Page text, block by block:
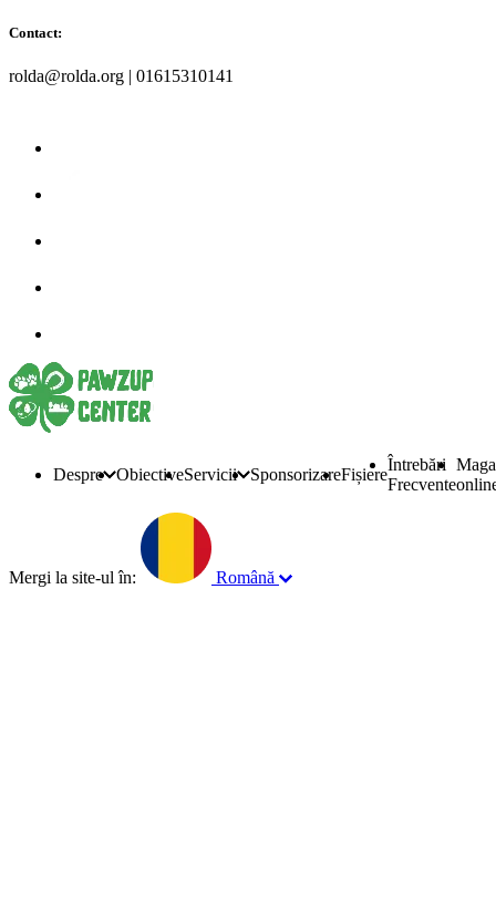
Contact:
rolda@rolda.org | 01615310141
Despre ObiectiveServicii SponsorizareFișiere
Întrebări
Frecvente
Mergi la site-ul în: Română